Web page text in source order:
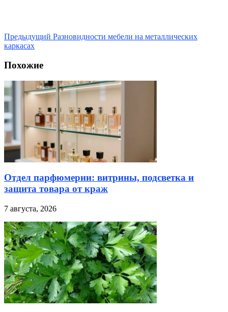
Предыдущий Разновидности мебели на металлических
каркасах
Похожие
Отдел парфюмерии: витрины, подсветка и
защита товара от краж
7 августа, 2026